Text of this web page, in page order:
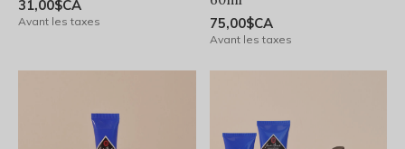
31,00$CA
Avant les taxes
75,00$CA
Avant les taxes